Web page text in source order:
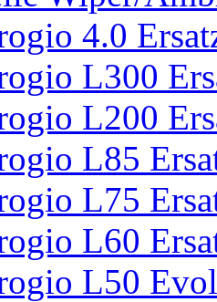
4.0
L300
L200
L85
L75
L60
L50